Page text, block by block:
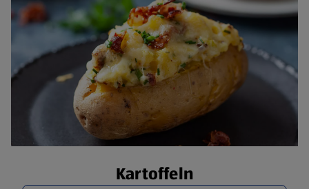
Kartoffeln